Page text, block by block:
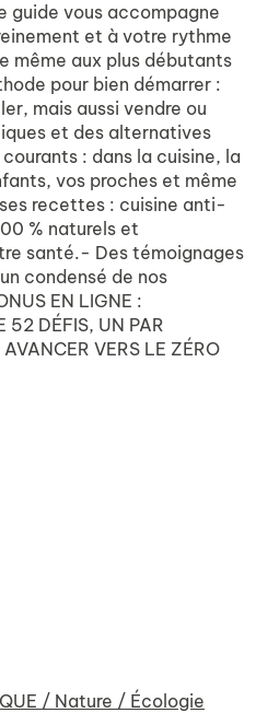
guide vous accompagne
et à votre rythme
même aux plus débutants
pour bien démarrer :
mais aussi vendre ou
et des alternatives
: dans la cuisine, la
vos proches et même
recettes : cuisine anti-
% naturels et
santé.- Des témoignages
condensé de nos
EN LIGNE :
52 DÉFIS, UN PAR
VERS LE ZÉRO
/ Nature / Écologie